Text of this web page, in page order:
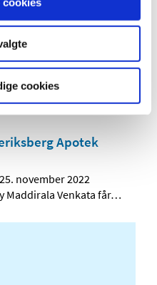
cookies
af ansvarlig leder,
person på…
Apotek
november 2022
Maddirala Venkata får…